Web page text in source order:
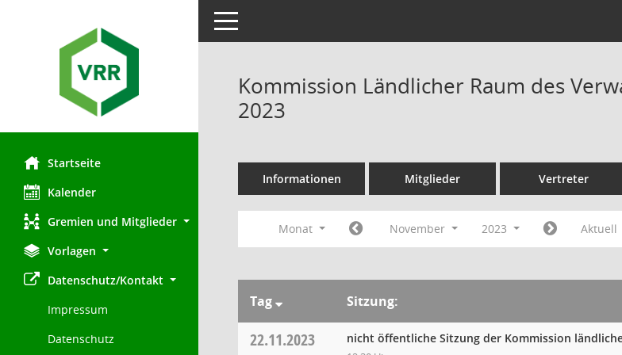
Startseite
Kalender
Gremien und Mitglieder
Vorlagen
Datenschutz/Kontakt
Impressum
Datenschutz
Toggle navigation
Kommission Ländlicher Raum des
2023
Informationen Mitglieder Vertreter
Monat November 2023 Aktuell
Tag Sitzung:
22.11.2023 nicht öffentliche Sitzung der Kommission